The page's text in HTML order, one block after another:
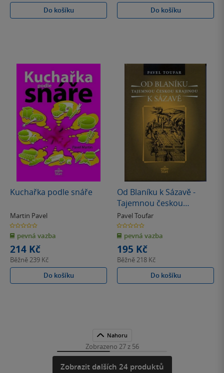
Do košíku
Do košíku
Kuchařka podle snáře
Martin Pavel
0.0
z
5
hvězdiček
pevná vazba
214 Kč
Běžně239 Kč
Do košíku
Od Blaníku k Sázavě -
Tajemnou českou
krajinou
Pavel Toufar
0.0
z
5
hvězdiček
pevná vazba
195 Kč
Běžně218 Kč
Do košíku
Nahoru
Zobrazeno 27 z 56
Zobrazit dalších 24 produktů